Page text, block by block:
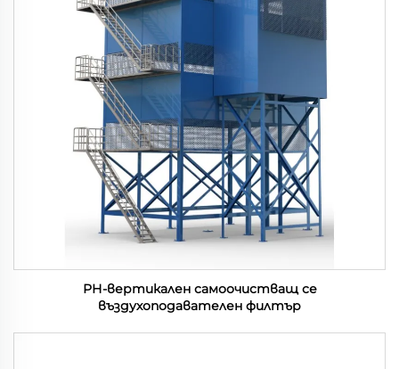
РН-вертикален самоочистващ се
въздухоподавателен филтър